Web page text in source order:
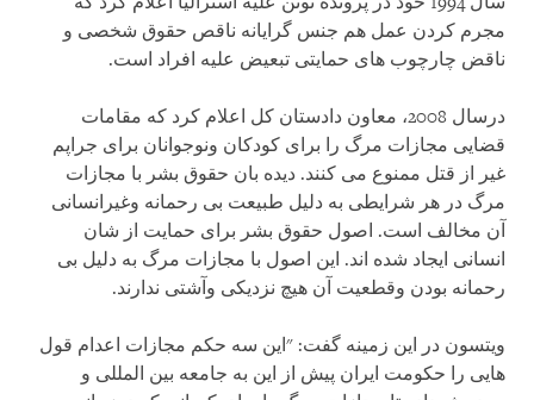
مجرم کردن عمل هم جنس گرایانه ناقص حقوق شخصی و
ناقض چارچوب های حمایتی تبعیض علیه افراد است.
درسال 2008، معاون دادستان کل اعلام کرد که مقامات
قضایی مجازات مرگ را برای کودکان ونوجوانان برای جراپم
غیر از قتل ممنوع می کنند. دیده بان حقوق بشر با مجازات
مرگ در هر شرایطی به دلیل طبیعت بی رحمانه وغیرانسانی
آن مخالف است. اصول حقوق بشر برای حمایت از شان
انسانی ایجاد شده اند. این اصول با مجازات مرگ به دلیل بی
رحمانه بودن وقطعیت آن هیچ نزدیکی وآشتی ندارند.
ویتسون در این زمینه گفت: "این سه حکم مجازات اعدام قول
هایی را حکومت ایران پیش از این به جامعه بین المللی و